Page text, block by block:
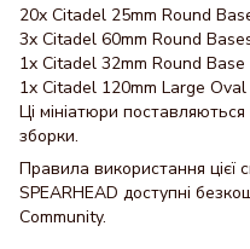
20x Citadel 25mm Round
3x Citadel 60mm Round
1x Citadel 32mm Round Base
1x Citadel 120mm Large Oval
Ці мініатюри
зборки.
Правила використання цієї
SPEARHEAD доступні
Community.